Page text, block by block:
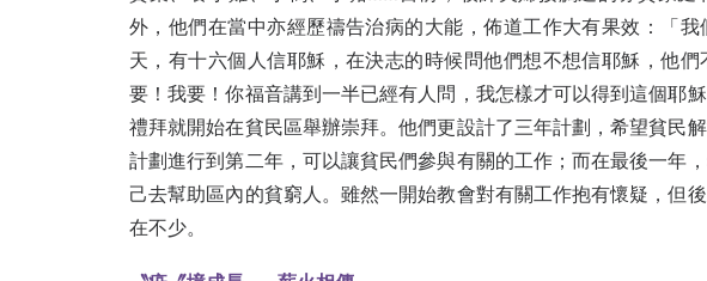
外，他們在當中亦經歷禱告治病的大能，佈道工作大有果效：「
天，有十六個人信耶穌，在決志的時候問他們想不想信耶穌，他
要！我要！你福音講到一半已經有人問，我怎樣才可以得到這個耶
禮拜就開始在貧民區舉辦崇拜。他們更設計了三年計劃，希望貧民
計劃進行到第二年，可以讓貧民們參與有關的工作；而在最後一年
己去幫助區內的貧窮人。雖然一開始教會對有關工作抱有懷疑，但
在不少。